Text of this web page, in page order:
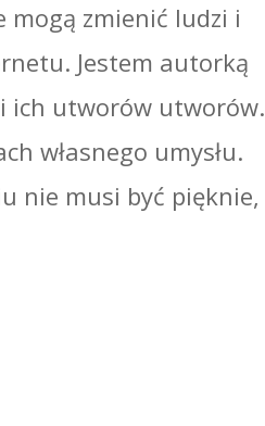
mogą zmienić ludzi i
Jestem autorką
ich utworów utworów.
własnego umysłu.
nie musi być pięknie,